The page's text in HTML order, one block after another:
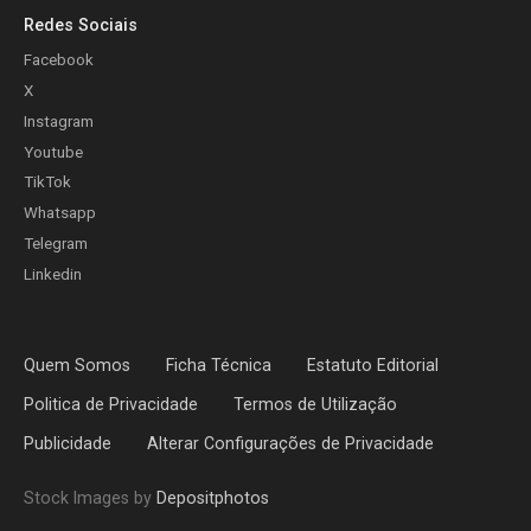
Redes Sociais
Facebook
X
Instagram
Youtube
TikTok
Whatsapp
Telegram
Linkedin
Quem Somos Ficha Técnica Estatuto Editorial
Politica de Privacidade Termos de Utilização
Publicidade Alterar Configurações de Privacidade
Stock Images by Depositphotos